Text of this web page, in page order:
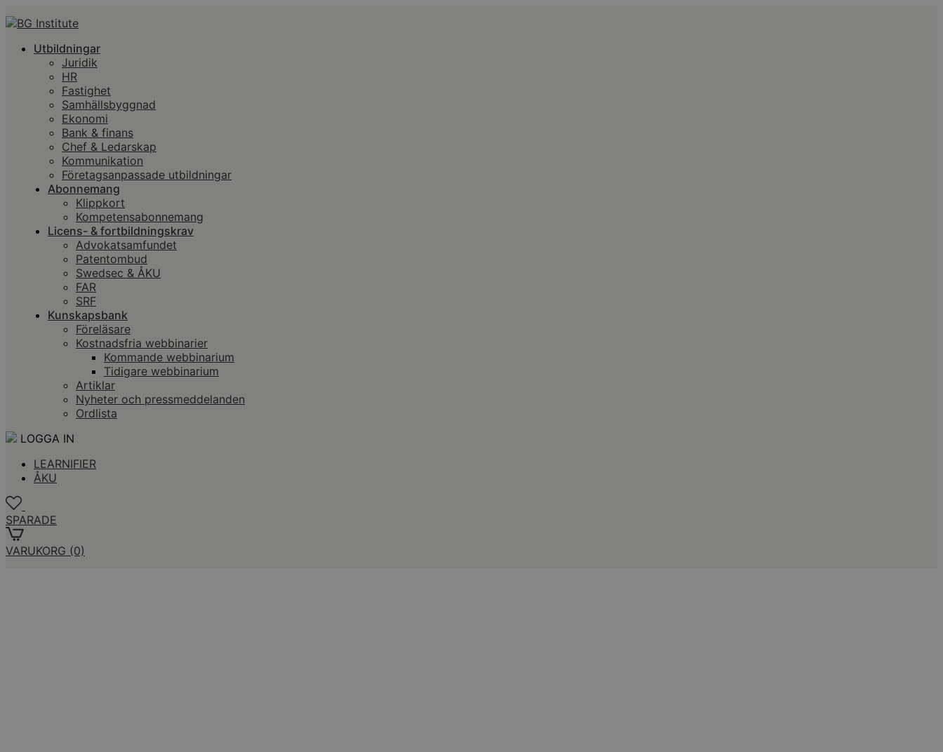
Utbildningar
Juridik
HR
Fastighet
Samhällsbyggnad
Ekonomi
Bank & finans
Chef & Ledarskap
Kommunikation
Företagsanpassade utbildningar
Abonnemang
Klippkort
Kompetensabonnemang
Licens- & fortbildningskrav
Advokatsamfundet
Patentombud
Swedsec & ÅKU
FAR
SRF
Kunskapsbank
Föreläsare
Kostnadsfria webbinarier
Kommande webbinarium
Tidigare webbinarium
Artiklar
Nyheter och pressmeddelanden
Ordlista
LOGGA IN
LEARNIFIER
ÅKU
SPARADE
VARUKORG (0)